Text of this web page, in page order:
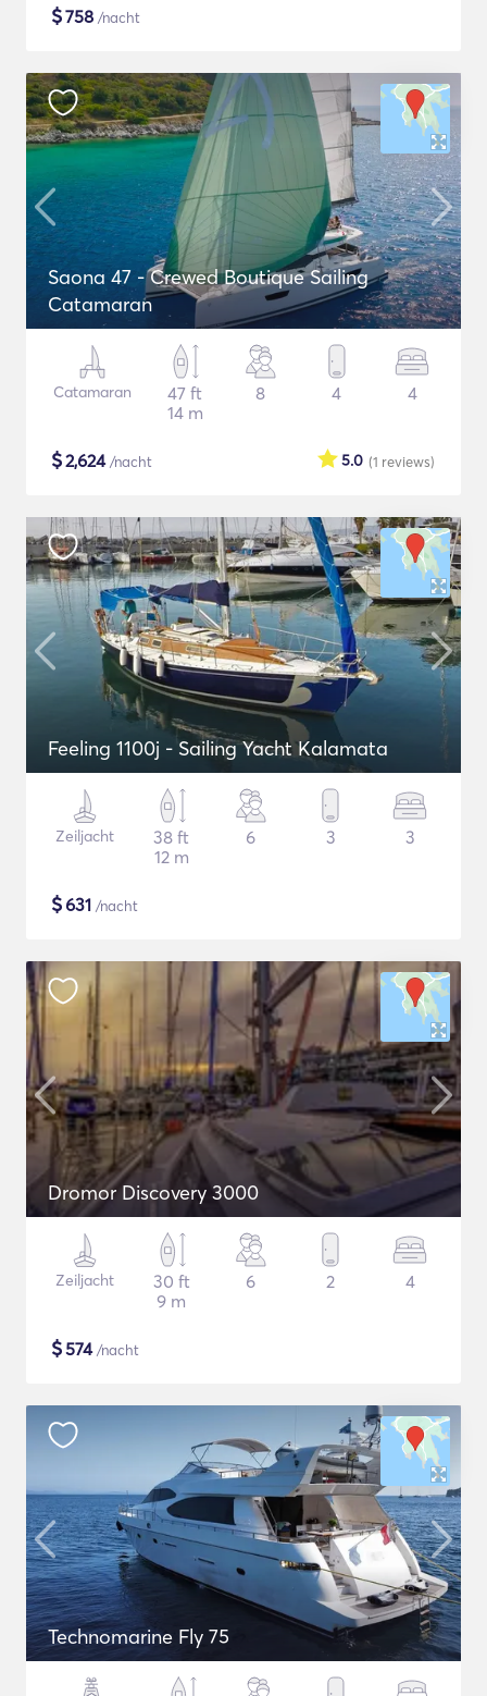
$758 /nacht
Saona 47 - Crewed Boutique Sailing
Catamaran
Catamaran
47 ft
14 m
8 4 4
$2,624/nacht (1 reviews)
5.0
Feeling 1100j - Sailing Yacht Kalamata
Zeiljacht
38 ft
12 m
6 3 3
$631 /nacht
Dromor Discovery 3000
Zeiljacht
30 ft
9 m
6 2 4
$574/nacht
Technomarine Fly 75